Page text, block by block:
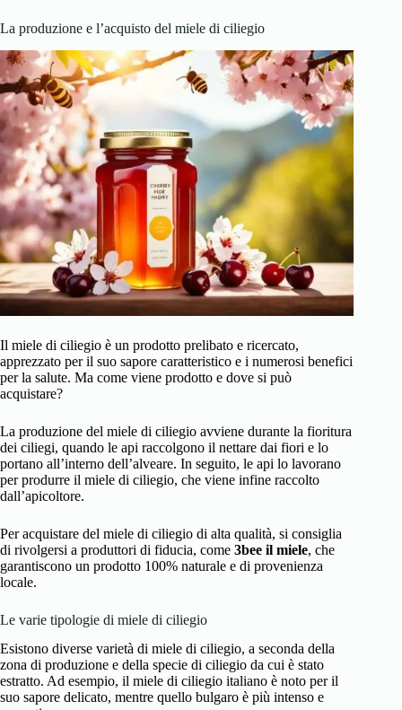
La produzione e l’acquisto del miele di ciliegio
Il miele di ciliegio è un prodotto prelibato e ricercato,
apprezzato per il suo sapore caratteristico e i numerosi benefici
per la salute. Ma come viene prodotto e dove si può
acquistare?
La produzione del miele di ciliegio avviene durante la fioritura
dei ciliegi, quando le api raccolgono il nettare dai fiori e lo
portano all’interno dell’alveare. In seguito, le api lo lavorano
per produrre il miele di ciliegio, che viene infine raccolto
dall’apicoltore.
Per acquistare del miele di ciliegio di alta qualità, si consiglia
di rivolgersi a produttori di fiducia, come 3bee il miele, che
garantiscono un prodotto 100% naturale e di provenienza
locale.
Le varie tipologie di miele di ciliegio
Esistono diverse varietà di miele di ciliegio, a seconda della
zona di produzione e della specie di ciliegio da cui è stato
estratto. Ad esempio, il miele di ciliegio italiano è noto per il
suo sapore delicato, mentre quello bulgaro è più intenso e